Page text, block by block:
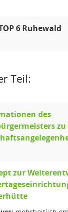
6 Ruhewald
Teil:
des
zu
zur